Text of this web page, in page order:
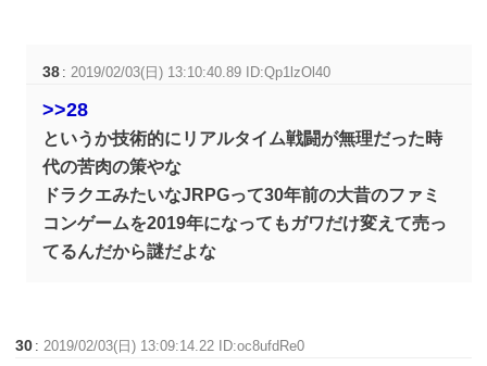
38 :2019/02/03(日) 13:10:40.89 ID:Qp1lzOl40
>>28
というか技術的にリアルタイム戦闘が無理だった時
代の苦肉の策やな
ドラクエみたいなJRPGって30年前の大昔のファミ
コンゲームを2019年になってもガワだけ変えて売っ
てるんだから謎だよな
30 :2019/02/03(日) 13:09:14.22 ID:oc8ufdRe0